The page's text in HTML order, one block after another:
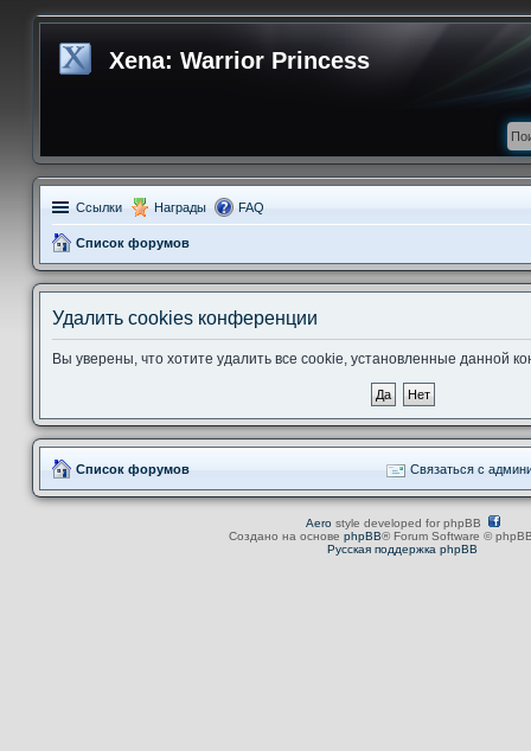
Xena: Warrior Princess
Ссылки Награды FAQ
Список форумов
Удалить cookies конференции
Вы уверены, что хотите удалить все cookie, установленные данной
Список форумов Связаться с
Aerostyle developed for phpBB
Создано на основе phpBB® Forum Software ©
Русская поддержка phpBB